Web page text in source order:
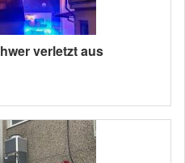
verletzt aus